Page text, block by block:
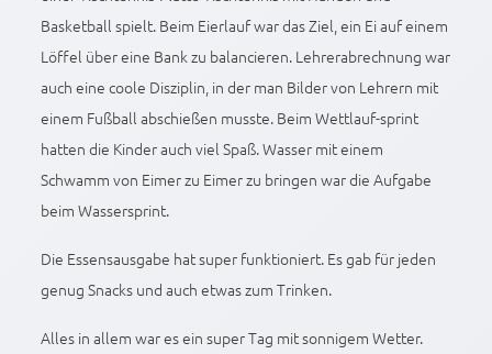
Basketball spielt. Beim Eierlauf war das Ziel, ein Ei auf einem
Löffel über eine Bank zu balancieren. Lehrerabrechnung war
auch eine coole Disziplin, in der man Bilder von Lehrern mit
einem Fußball abschießen musste. Beim Wettlauf-sprint
hatten die Kinder auch viel Spaß. Wasser mit einem
Schwamm von Eimer zu Eimer zu bringen war die Aufgabe
beim Wassersprint.
Die Essensausgabe hat super funktioniert. Es gab für jeden
genug Snacks und auch etwas zum Trinken.
Alles in allem war es ein super Tag mit sonnigem Wetter.